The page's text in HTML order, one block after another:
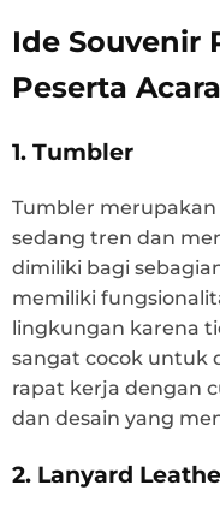
Ide Souvenir
Peserta Acara
1. Tumbler
Tumbler
sedang tren dan
dimiliki bagi
memiliki
lingkungan karena
sangat cocok untuk
rapat kerja dengan
dan desain yang
2. Lanyard